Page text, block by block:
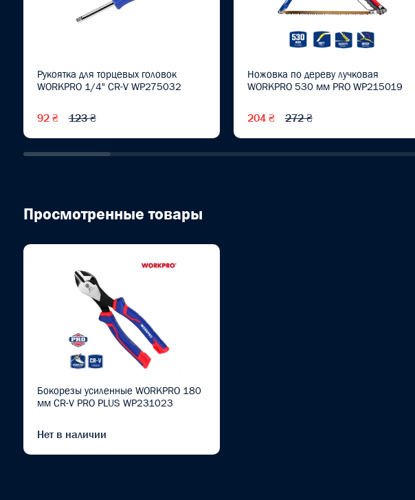
Рукоятка для торцевых головок
WORKPRO 1/4" CR-V WP275032
92 ₴ 123 ₴
Ножовка по дереву лучковая
WORKPRO 530 мм PRO WP215019
204 ₴ 272 ₴
Просмотренные товары
Бокорезы усиленные WORKPRO 180
мм CR-V PRO PLUS WP231023
Нет в наличии